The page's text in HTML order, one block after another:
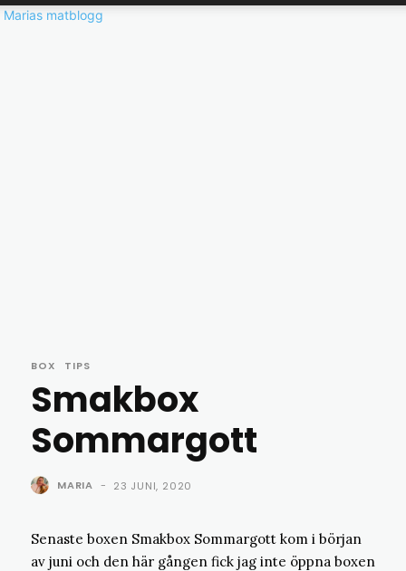
Marias matblogg
BOX TIPS
Smakbox
Sommargott
MARIA - 23 JUNI, 2020
Senaste boxen Smakbox Sommargott kom i början
av juni och den här gången fick jag inte öppna boxen